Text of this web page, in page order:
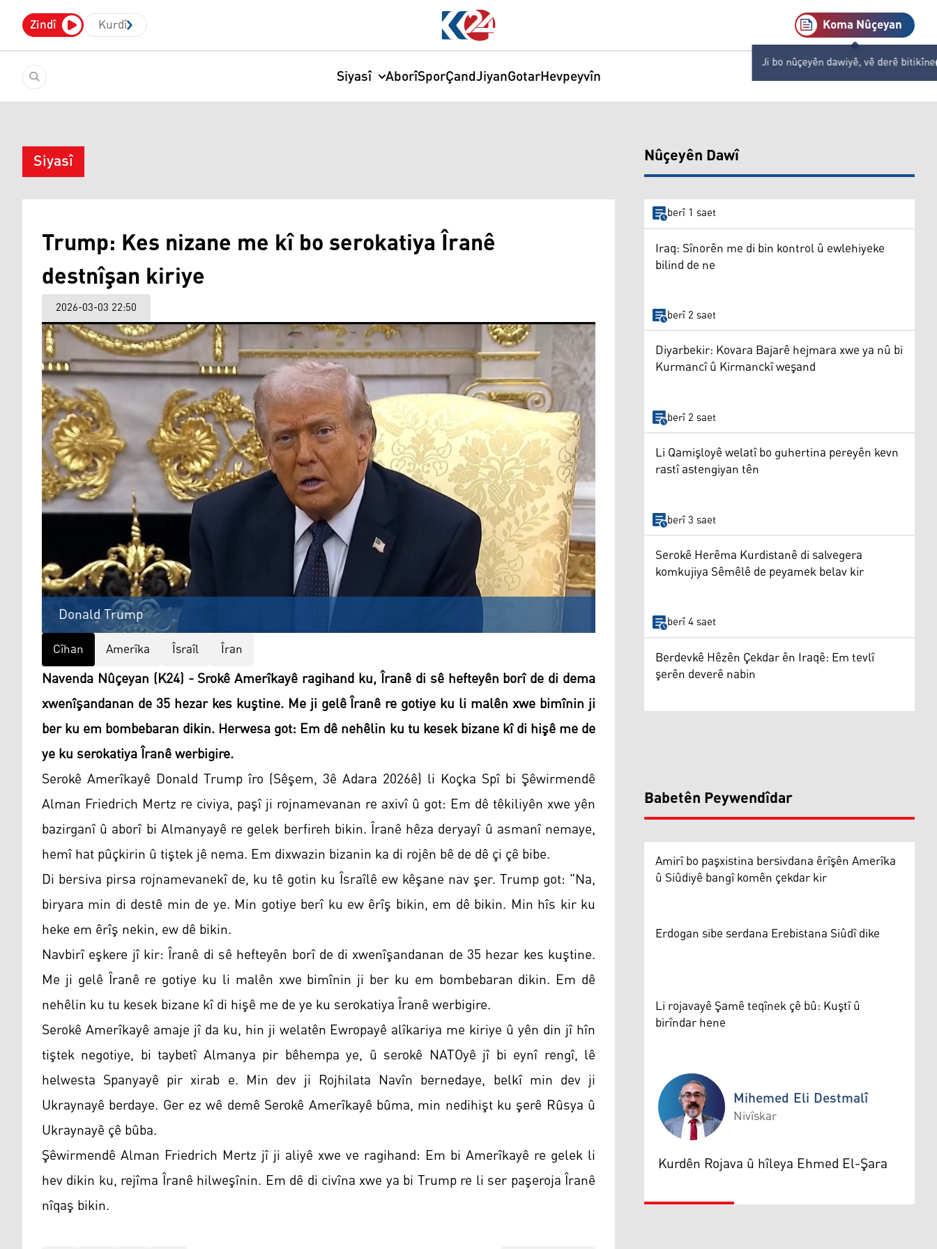
Zindî Kurdî Koma Nûçeyan
Ji bo nûçeyên dawiyê, vê derê bitikîne
Siyasî AborîSporÇandJiyanGotarHevpeyvîn
Siyasî
Trump: Kes nizane me kî bo serokatiya Îranê
destnîşan kiriye
2026-03-03 22:50
Donald Trump
Cîhan Amerîka Îsraîl Îran
Navenda Nûçeyan (K24) - Srokê Amerîkayê ragihand ku, Îranê di sê hefteyên borî de di dema
xwenîşandanan de 35 hezar kes kuştine. Me ji gelê Îranê re gotiye ku li malên xwe bimînin ji
ber ku em bombebaran dikin. Herwesa got: Em dê nehêlin ku tu kesek bizane kî di hişê me de
ye ku serokatiya Îranê werbigire.
Serokê Amerîkayê Donald Trump îro (Sêşem, 3ê Adara 2026ê) li Koçka Spî bi Şêwirmendê
Alman Friedrich Mertz re civiya, paşî ji rojnamevanan re axivî û got: Em dê têkiliyên xwe yên
bazirganî û aborî bi Almanyayê re gelek berfireh bikin. Îranê hêza deryayî û asmanî nemaye,
hemî hat pûçkirin û tiştek jê nema. Em dixwazin bizanin ka di rojên bê de dê çi çê bibe.
Di bersiva pirsa rojnamevanekî de, ku tê gotin ku Îsraîlê ew kêşane nav şer. Trump got: "Na,
biryara min di destê min de ye. Min gotiye berî ku ew êrîş bikin, em dê bikin. Min hîs kir ku
heke em êrîş nekin, ew dê bikin.
Navbirî eşkere jî kir: Îranê di sê hefteyên borî de di xwenîşandanan de 35 hezar kes kuştine.
Me ji gelê Îranê re gotiye ku li malên xwe bimînin ji ber ku em bombebaran dikin. Em dê
nehêlin ku tu kesek bizane kî di hişê me de ye ku serokatiya Îranê werbigire.
Serokê Amerîkayê amaje jî da ku, hin ji welatên Ewropayê alîkariya me kiriye û yên din jî hîn
tiştek negotiye, bi taybetî Almanya pir bêhempa ye, û serokê NATOyê jî bi eynî rengî, lê
helwesta Spanyayê pir xirab e. Min dev ji Rojhilata Navîn bernedaye, belkî min dev ji
Ukraynayê berdaye. Ger ez wê demê Serokê Amerîkayê bûma, min nedihişt ku şerê Rûsya û
Ukraynayê çê bûba.
Şêwirmendê Alman Friedrich Mertz jî ji aliyê xwe ve ragihand: Em bi Amerîkayê re gelek li
hev dikin ku, rejîma Îranê hilweşînin. Em dê di civîna xwe ya bi Trump re li ser paşeroja Îranê
nîqaş bikin.
Nûçeyên Dawî
berî 1 saet
Iraq: Sînorên me di bin kontrol û ewlehiyeke
bilind de ne
berî 2 saet
Diyarbekir: Kovara Bajarê hejmara xwe ya nû bi
Kurmancî û Kirmanckî weşand
berî 2 saet
Li Qamişloyê welatî bo guhertina pereyên kevn
rastî astengiyan tên
berî 3 saet
Serokê Herêma Kurdistanê di salvegera
komkujiya Sêmêlê de peyamek belav kir
berî 4 saet
Berdevkê Hêzên Çekdar ên Iraqê: Em tevlî
şerên deverê nabin
Babetên Peywendîdar
Amirî bo paşxistina bersivdana êrîşên Amerîka
û Siûdiyê bangî komên çekdar kir
Erdogan sibe serdana Erebistana Siûdî dike
Li rojavayê Şamê teqînek çê bû: Kuştî û
birîndar hene
Mihemed Eli Destmalî
Mihemed Eli Destmalî
Nivîskar
Kurdên Rojava û hîleya Ehmed El-Şara